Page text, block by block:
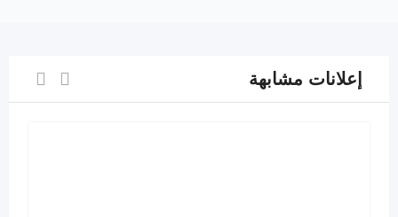
إعلانات مشابهة